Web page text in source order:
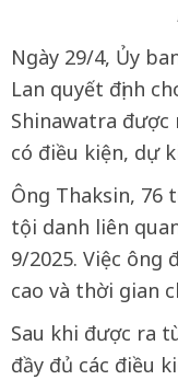
Ngày 29/4, Ủy
Lan quyết định
Shinawatra
có điều kiện, dự
Ông Thaksin, 76
tội danh liên
9/2025. Việc
cao và thời gian
Sau khi được ra
đầy đủ các điều